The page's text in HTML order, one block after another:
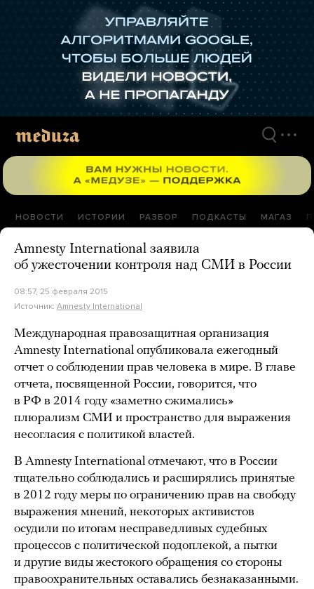
НОВОСТИ ИСТОРИИ РАЗБОР ПОДКАСТЫ МАГАЗ
Amnesty International заявила
об ужесточении контроля над СМИ в России
08:57, 25 февраля 2015
Источник: Amnesty International
Международная правозащитная организация
Amnesty International опубликовала ежегодный
отчет о соблюдении прав человека в мире. В главе
отчета, посвященной России, говорится, что
в РФ в 2014 году «заметно сжимались»
плюрализм СМИ и пространство для выражения
несогласия с политикой властей.
В Amnesty International отмечают, что в России
тщательно соблюдались и расширялись принятые
в 2012 году меры по ограничению прав на свободу
выражения мнений, некоторых активистов
осудили по итогам несправедливых судебных
процессов с политической подоплекой, а пытки
и другие виды жестокого обращения со стороны
правоохранительных оставались безнаказанными.